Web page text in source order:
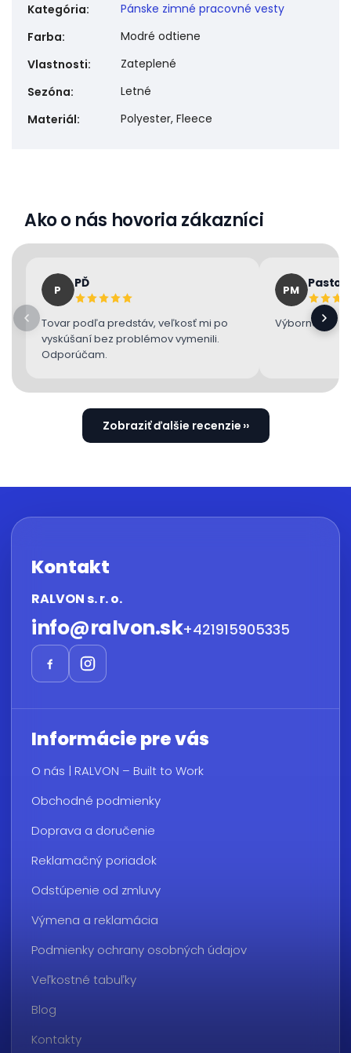
Kategória:
Pánske zimné pracovné vesty
Farba:
Modré odtiene
Vlastnosti:
Zateplené
Sezóna:
Letné
Materiál: Polyester, Fleece
Ako o nás hovoria zákazníci
P PĎ
Tovar podľa predstáv, veľkosť mi po
vyskúšaní bez problémov vymenili.
Odporúčam.
PM
Výborne 👌
Zobraziť ďalšie recenzie
Kontakt
RALVON s. r. o.
info@ralvon.sk+421915905335
Informácie pre vás
O nás | RALVON – Built to Work
Obchodné podmienky
Doprava a doručenie
Reklamačný poriadok
Odstúpenie od zmluvy
Výmena a reklamácia
Podmienky ochrany osobných údajov
Veľkostné tabuľky
Blog
Kontakty